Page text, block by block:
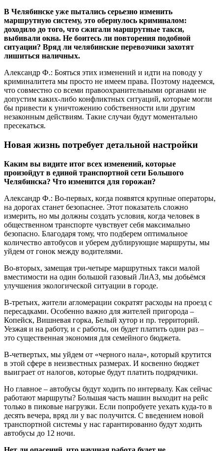
В Челябинске уже пытались серьезно изменить
маршрутную систему, это обернулось криминалом:
доходило до того, что сжигали маршрутные такси,
выбивали окна. Не боитесь ли повторения подобной
ситуации? Вряд ли челябинские перевозчики захотят
лишиться наличных.
Александр Ф.: Бояться этих изменений и идти на поводу у
криминалитета мы просто не имеем права. Поэтому надеемся,
что совместно со всеми правоохранительными органами не
допустим каких-либо конфликтных ситуаций, которые могли
бы привести к уничтожению собственности или другим
незаконным действиям. Такие случаи будут моментально
пресекаться.
Новая жизнь потребует детальной настройки
Каким вы видите итог всех изменений, которые
произойдут в единой транспортной сети Большого
Челябинска? Что изменится для горожан?
Александр Ф.: Во-первых, когда появятся крупные операторы,
на дорогах станет безопаснее. Этот показатель сложно
измерить, но мы должны создать условия, когда человек в
общественном транспорте чувствует себя максимально
безопасно. Благодаря тому, что подберем оптимальное
количество автобусов и уберем дублирующие маршруты, мы
уйдем от гонок между водителями.
Во-вторых, замещая три-четыре маршрутных такси малой
вместимости на один большой газовый ЛиАЗ, мы добьёмся
улучшения экологической ситуации в городе.
В-третьих, жители агломерации сократят расходы на проезд с
пересадками. Особенно важно для жителей пригорода –
Копейск, Вишневая горка, Белый хутор и пр. территорий.
Уезжая и на работу, и с работы, он будет платить один раз –
это существенная экономия для семейного бюджета.
В-четвертых, мы уйдем от «черного нала», который крутится
в этой сфере в неизвестных размерах. И косвенно бюджет
выиграет от налогов, которые будут платить подрядчики.
Но главное – автобусы будут ходить по интервалу. Как сейчас
работают маршруты? Большая часть машин выходит на рейс
только в пиковые нагрузки. Если попробуете уехать куда-то в
десять вечера, вряд ли у вас получится. С введением новой
транспортной системы у нас гарантированно будут ходить
автобусы до 12 ночи.